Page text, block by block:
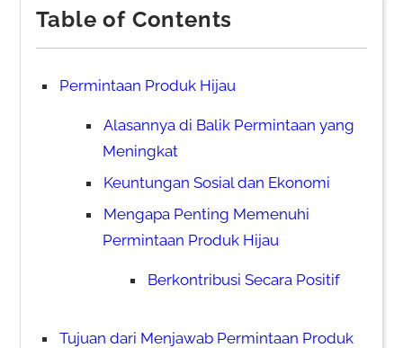
Table of Contents
Permintaan Produk Hijau
Alasannya di Balik Permintaan yang
Meningkat
Keuntungan Sosial dan Ekonomi
Mengapa Penting Memenuhi
Permintaan Produk Hijau
Berkontribusi Secara Positif
Tujuan dari Menjawab Permintaan Produk